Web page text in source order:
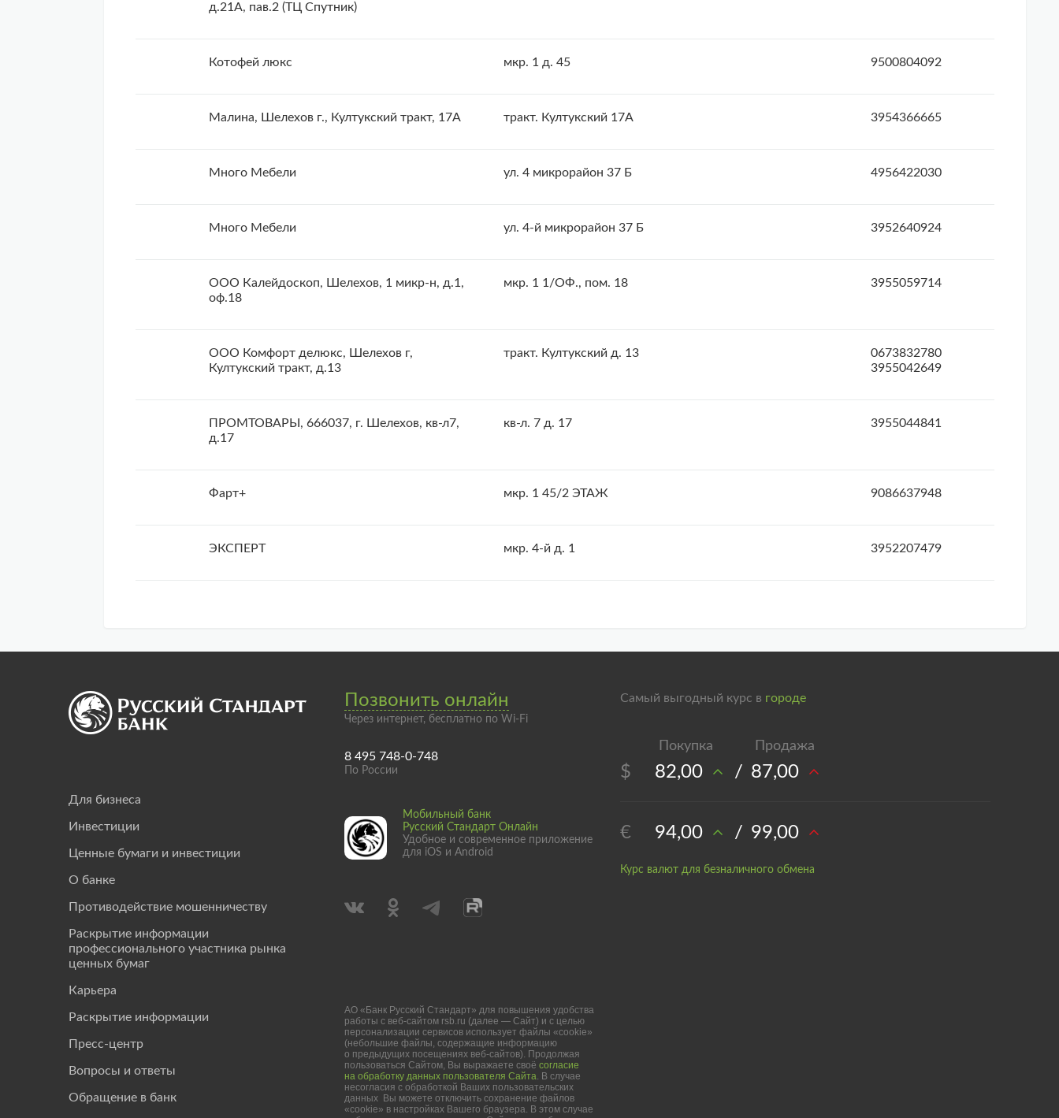
д.21А, пав.2 (ТЦ Спутник)
Котофей люкс мкр. 1 д. 45 9500804092
Малина, Шелехов г., Култукский тракт, 17А тракт. Култукский 17А 3954366665
Много Мебели ул. 4 микрорайон 37 Б 4956422030
Много Мебели ул. 4-й микрорайон 37 Б 3952640924
ООО Калейдоскоп, Шелехов, 1 микр-н, д.1,
оф.18
мкр. 1 1/ОФ., пом. 18 3955059714
ООО Комфорт делюкс, Шелехов г,
Култукский тракт, д.13
тракт. Култукский д. 13
0673832780
3955042649
ПРОМТОВАРЫ, 666037, г. Шелехов, кв-л7,
д.17
кв-л. 7 д. 17 3955044841
Фарт+ мкр. 1 45/2 ЭТАЖ 9086637948
ЭКСПЕРТ мкр. 4-й д. 1 3952207479
Позвонить онлайн
Через интернет, бесплатно по Wi-Fi
8 495 748-0-748
По России
Для бизнеса
Инвестиции
Ценные бумаги и инвестиции
О банке
Противодействие мошенничеству
Раскрытие информации
профессионального участника рынка
ценных бумаг
Карьера
Раскрытие информации
Пресс-центр
Вопросы и ответы
Обращение в банк
Мобильный банк
Русский Стандарт Онлайн
Удобное и современное приложение
для iOS и Android
АО «Банк Русский Стандарт» для повышения удобства
работы с веб-сайтом rsb.ru (далее — Сайт) и с целью
персонализации сервисов использует файлы «cookie»
(небольшие файлы, содержащие информацию
о предыдущих посещениях веб-сайтов). Продолжая
пользоваться Сайтом, Вы выражаете своё согласие
на обработку данных пользователя Сайта. В случае
несогласия с обработкой Ваших пользовательских
данных Вы можете отключить сохранение файлов
«cookie» в настройках Вашего браузера. В этом случае
Самый выгодный курс в городе
$ 82,00 / 87,00
€ 94,00 / 99,00
Курс валют для безналичного обмена